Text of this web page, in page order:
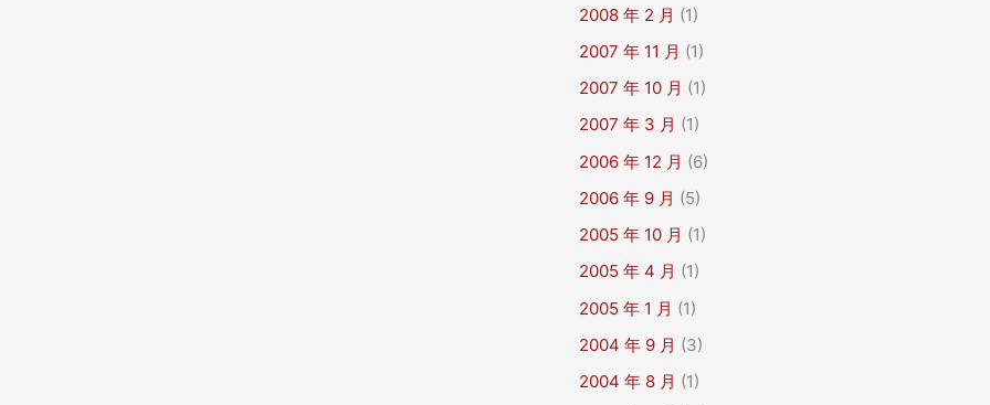
2008 年 2 月 (1)
2007 年 11 月 (1)
2007 年 10 月 (1)
2007 年 3 月 (1)
2006 年 12 月 (6)
2006 年 9 月 (5)
2005 年 10 月 (1)
2005 年 4 月 (1)
2005 年 1 月 (1)
2004 年 9 月 (3)
2004 年 8 月 (1)